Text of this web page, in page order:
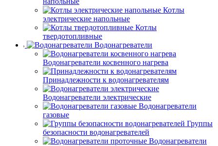
Котлы
электрические напольные
Котлы
твердотопливные
Водонагреватели
Водонагреватели косвенного нагрева
Принадлежности к водонагревателям
Водонагреватели электрические
Водонагреватели
газовые
Группы
безопасности водонагревателей
Водонагреватели